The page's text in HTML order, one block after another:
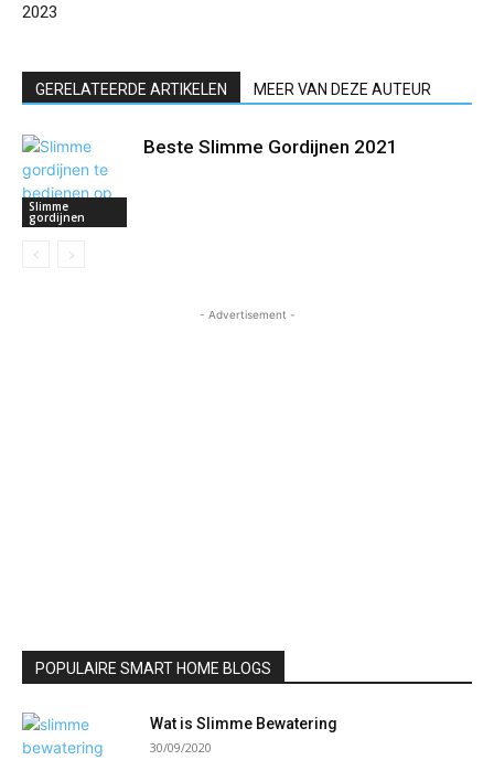
2023
GERELATEERDE ARTIKELEN MEER VAN DEZE AUTEUR
Slimme
gordijnen
Beste Slimme Gordijnen 2021
- Advertisement -
POPULAIRE SMART HOME BLOGS
Wat is Slimme Bewatering
30/09/2020